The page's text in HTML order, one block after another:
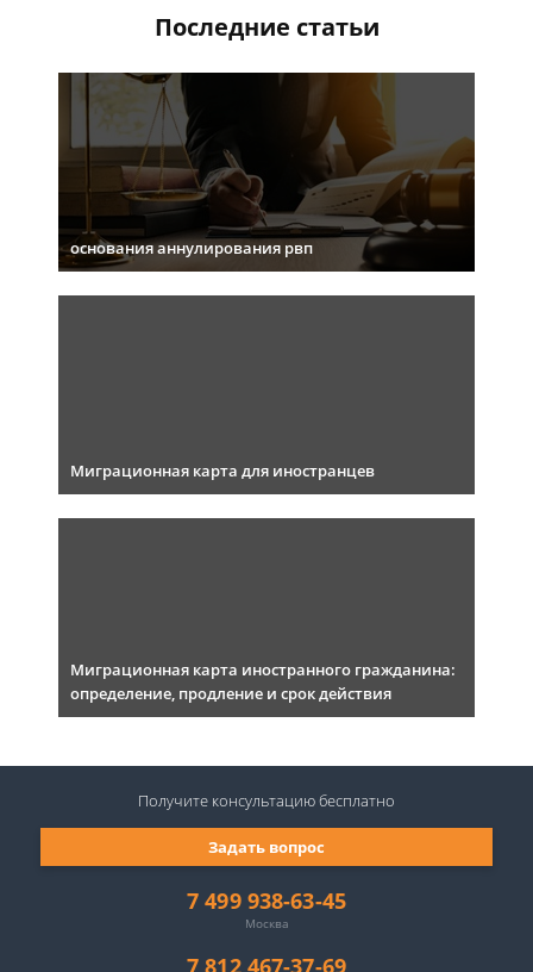
Последние статьи
основания аннулирования рвп
Миграционная карта для иностранцев
Миграционная карта иностранного гражданина:
определение, продление и срок действия
7 499 938-63-45
Москва
7 812 467-37-69
Задать вопрос
Получите консультациюбесплатно